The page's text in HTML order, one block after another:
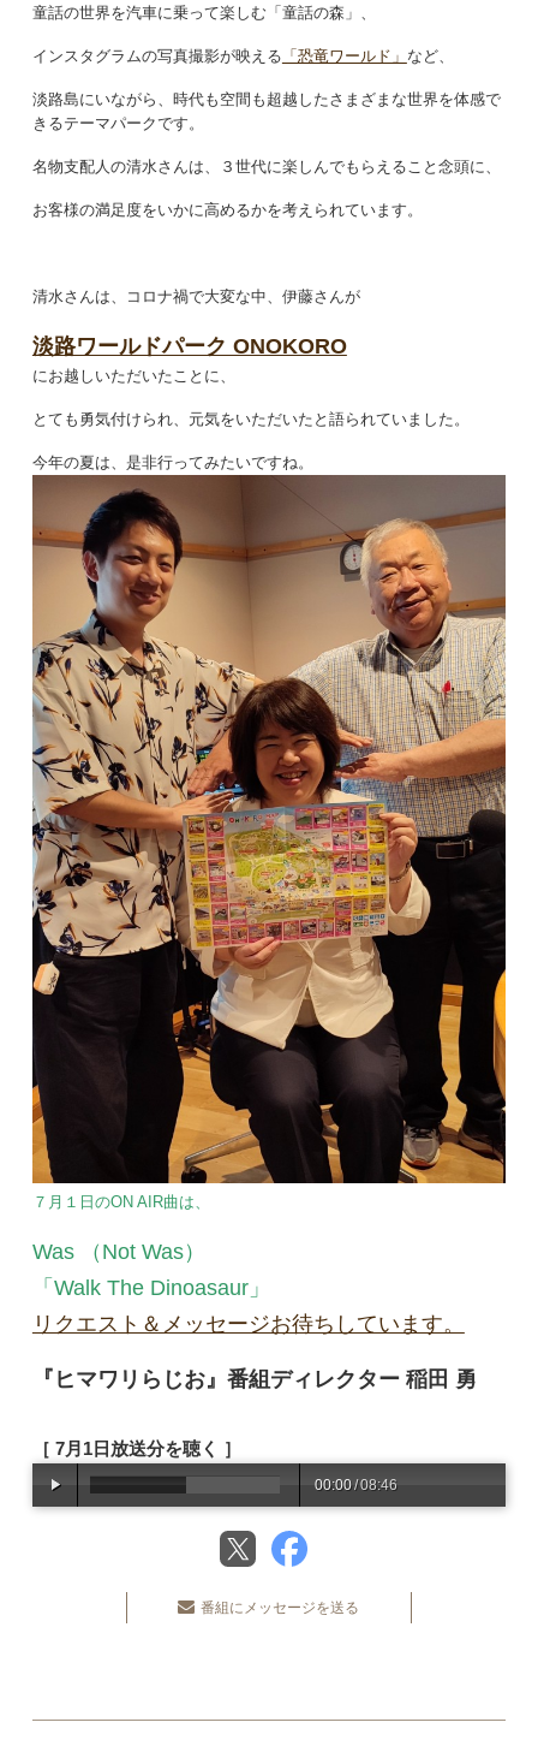
童話の世界を汽車に乗って楽しむ「童話の森」、
インスタグラムの写真撮影が映える 「恐竜ワールド」 など、
淡路島にいながら、時代も空間も超越したさまざまな世界を体感で
きるテーマパークです。
名物支配人の清水さんは、３世代に楽しんでもらえること念頭に、
お客様の満足度をいかに高めるかを考えられています。
清水さんは、コロナ禍で大変な中、伊藤さんが
淡路ワールドパーク ONOKORO
にお越しいただいたことに、
とても勇気付けられ、元気をいただいたと語られていました。
今年の夏は、是非行ってみたいですね。
７月１日のON AIR曲は、
Was （Not Was）
「Walk The Dinoasaur」
リクエスト＆メッセージお待ちしています。
『ヒマワリらじお』番組ディレクター 稲田 勇
［ 7月1日放送分を聴く ］
00:00/08:46
番組にメッセージを送る